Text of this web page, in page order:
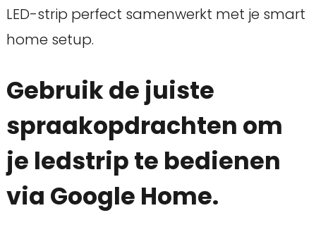
LED-strip perfect samenwerkt met je smart
home setup.
Gebruik de juiste
spraakopdrachten om
je ledstrip te bedienen
via Google Home.